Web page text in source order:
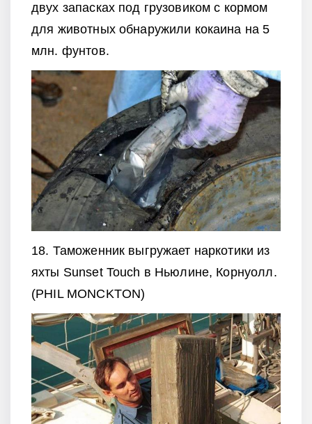
двух запасках под грузовиком с кормом
для животных обнаружили кокаина на 5
млн. фунтов.
18. Таможенник выгружает наркотики из
яхты Sunset Touch в Ньюлине, Корнуолл.
(PHIL MONCKTON)